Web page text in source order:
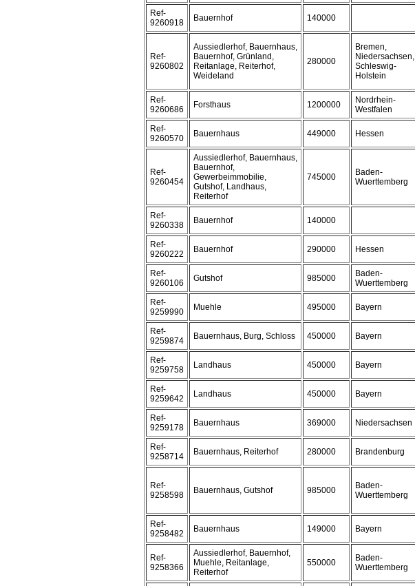
Ref-
9260918
Bauernhof 140000
Ref-
9260802
Aussiedlerhof, Bauernhaus,
Bauernhof, Grünland,
Reitanlage, Reiterhof,
Weideland
280000
Bremen,
Niedersachsen,
Schleswig-
Holstein
Ref-
9260686
Forsthaus 1200000
Nordrhein-
Westfalen
Ref-
9260570
Bauernhaus 449000 Hessen
Ref-
9260454
Aussiedlerhof, Bauernhaus,
Bauernhof,
Gewerbeimmobilie,
Gutshof, Landhaus,
Reiterhof
745000
Baden-
Wuerttemberg
Ref-
9260338
Bauernhof 140000
Ref-
9260222
Bauernhof 290000 Hessen
Ref-
9260106
Gutshof 985000
Baden-
Wuerttemberg
Ref-
9259990
Muehle 495000 Bayern
Ref-
9259874
Bauernhaus, Burg, Schloss 450000 Bayern
Ref-
9259758
Landhaus 450000 Bayern
Ref-
9259642
Landhaus 450000 Bayern
Ref-
9259178
Bauernhaus 369000 Niedersachsen
Ref-
9258714
Bauernhaus, Reiterhof 280000 Brandenburg
Ref-
9258598
Bauernhaus, Gutshof 985000
Baden-
Wuerttemberg
Ref-
9258482
Bauernhaus 149000 Bayern
Ref-
9258366
Aussiedlerhof, Bauernhof,
Muehle, Reitanlage,
Reiterhof
550000
Baden-
Wuerttemberg